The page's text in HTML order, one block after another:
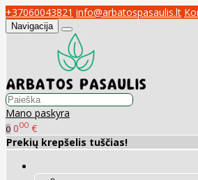
+37060043821 info@arbatospasaulis.lt
Navigacija
Mano paskyra
0 000 €
Prekių krepšelis tuščias!